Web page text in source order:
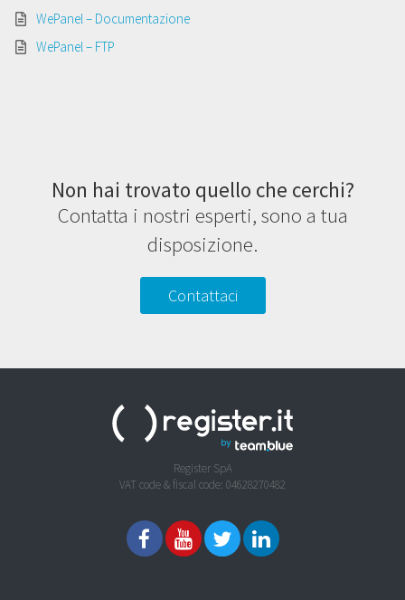
WePanel – Documentazione
WePanel – FTP
Non hai trovato quello che cerchi?
Contatta i nostri esperti, sono a tua
disposizione.
Contattaci
Register SpA
VAT code & fiscal code: 04628270482